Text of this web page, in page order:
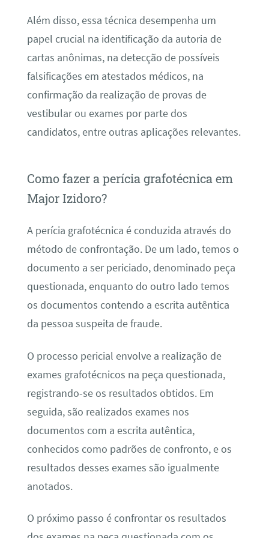
Além disso, essa técnica desempenha um
papel crucial na identificação da autoria de
cartas anônimas, na detecção de possíveis
falsificações em atestados médicos, na
confirmação da realização de provas de
vestibular ou exames por parte dos
candidatos, entre outras aplicações relevantes.
Como fazer a perícia grafotécnica em
Major Izidoro?
A perícia grafotécnica é conduzida através do
método de confrontação. De um lado, temos o
documento a ser periciado, denominado peça
questionada, enquanto do outro lado temos
os documentos contendo a escrita autêntica
da pessoa suspeita de fraude.
O processo pericial envolve a realização de
exames grafotécnicos na peça questionada,
registrando-se os resultados obtidos. Em
seguida, são realizados exames nos
documentos com a escrita autêntica,
conhecidos como padrões de confronto, e os
resultados desses exames são igualmente
anotados.
O próximo passo é confrontar os resultados